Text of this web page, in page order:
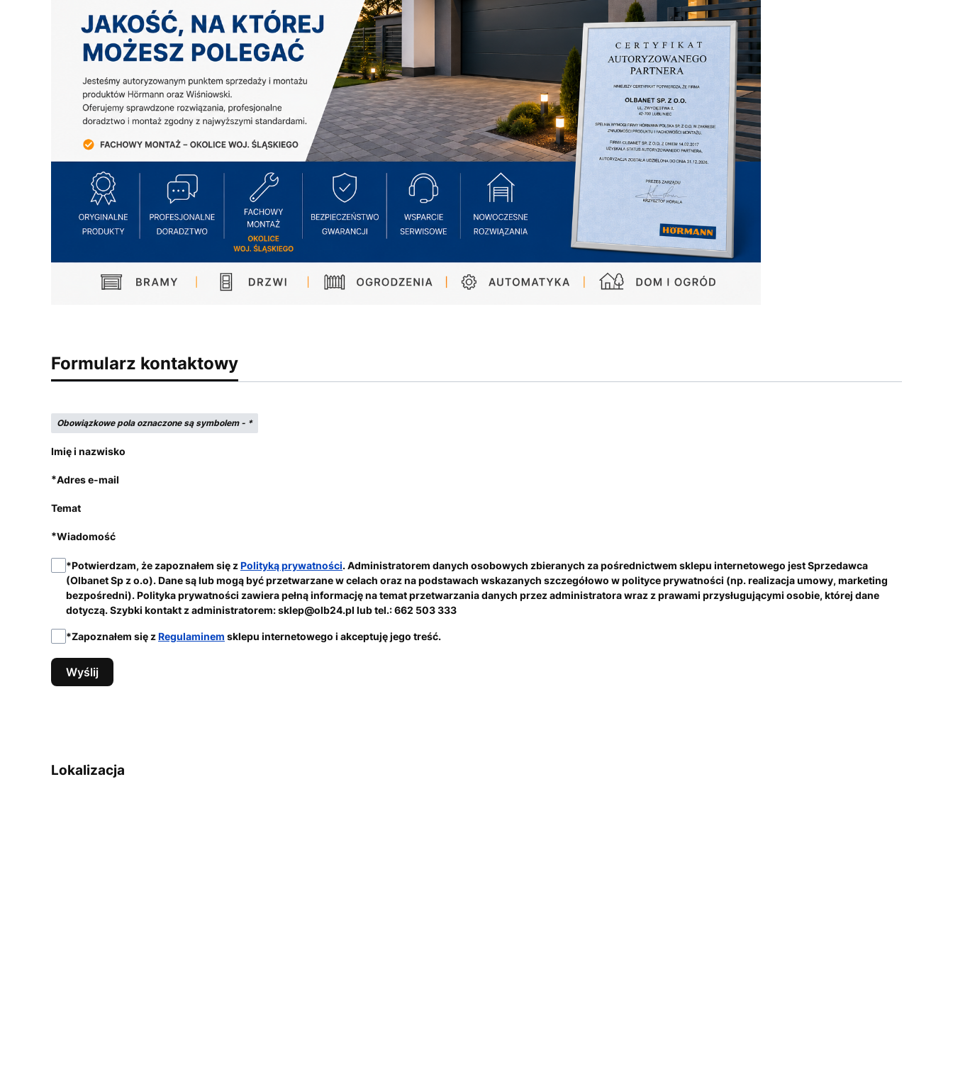
Formularz kontaktowy
Obowiązkowe pola oznaczone są symbolem - *
Imię i nazwisko
*Adres e-mail
Temat
*Wiadomość
*Potwierdzam, że zapoznałem się zPolityką prywatności. Administratorem danych osobowych zbieranych za pośrednictwem sklepu internetowego jest Sprzedawca
(Olbanet Sp z o.o). Dane są lub mogą być przetwarzane w celach oraz na podstawach wskazanych szczegółowo w polityce prywatności (np. realizacja umowy, marketing
bezpośredni). Polityka prywatności zawiera pełną informację na temat przetwarzania danych przez administratora wraz z prawami przysługującymi osobie, której dane
dotyczą. Szybki kontakt z administratorem: sklep@olb24.pl lub tel.: 662 503 333
*Zapoznałem się zRegulaminem sklepu internetowego i akceptuję jego treść.
Wyślij
Lokalizacja